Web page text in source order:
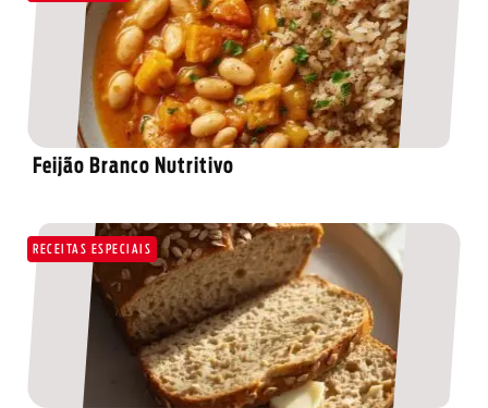
Feijão Branco Nutritivo
RECEITAS ESPECIAIS